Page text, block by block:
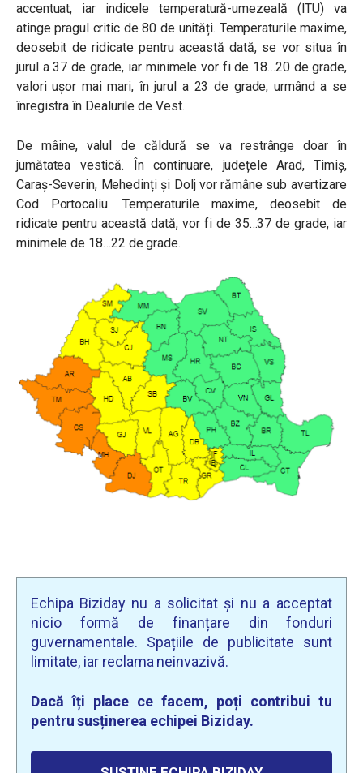
accentuat, iar indicele temperatură-umezeală (ITU) va
atinge pragul critic de 80 de unități. Temperaturile maxime,
deosebit de ridicate pentru această dată, se vor situa în
jurul a 37 de grade, iar minimele vor fi de 18…20 de grade,
valori ușor mai mari, în jurul a 23 de grade, urmând a se
înregistra în Dealurile de Vest.
De mâine, valul de căldură se va restrânge doar în
jumătatea vestică. În continuare, județele Arad, Timiș,
Caraș-Severin, Mehedinți și Dolj vor rămâne sub avertizare
Cod Portocaliu. Temperaturile maxime, deosebit de
ridicate pentru această dată, vor fi de 35…37 de grade, iar
minimele de 18…22 de grade.
Echipa Biziday nu a solicitat și nu a acceptat
nicio formă de finanțare din fonduri
guvernamentale. Spațiile de publicitate sunt
limitate, iar reclama neinvazivă.
Dacă îți place ce facem, poți contribui tu
pentru susținerea echipei Biziday.